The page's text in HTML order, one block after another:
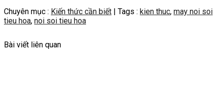
Chuyên mục : Kiến thức cần biết | Tags : kien thuc, may noi soi
tieu hoa, noi soi tieu hoa
Bài viết liên quan